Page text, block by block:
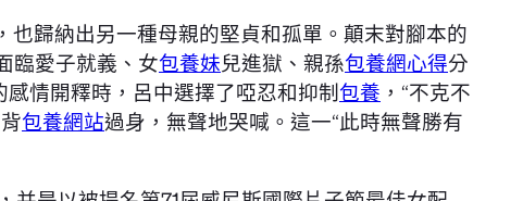
歸納出另一種母親的堅貞和孤單。顛末對腳本的
臨愛子就義、女包養妹兒進獄、親孫包養網心得分
情開釋時，呂中選擇了啞忍和抑制包養 ，“不克不
包養網站過身，無聲地哭喊。這一“此時無聲勝有